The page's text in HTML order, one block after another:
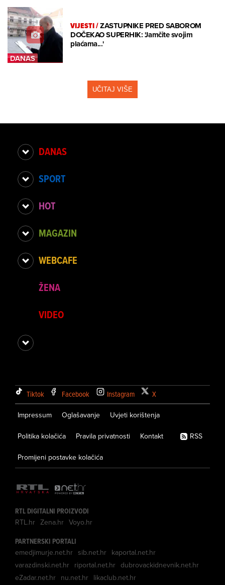
VIJESTI/ZASTUPNIKE PRED SABOROM
DOČEKAO SUPERHIK: 'Jamčite svojim
plaćama...'
UČITAJ VIŠE
DANAS
SPORT
HOT
MAGAZIN
WEBCAFE
ŽENA
VIDEO
Tiktok Facebook Instagram X
Impressum Oglašavanje Uvjeti korištenja
Politika kolačića Pravila privatnosti Kontakt
Promijeni postavke kolačića
RSS
RTL DIGITALNI PROIZVODI
RTL.hr Zena.hr Voyo.hr
PARTNERSKI PORTALI
emedjimurje.net.hr sib.net.hr kaportal.net.hr
varazdinski.net.hr riportal.net.hr dubrovackidnevnik.net.hr
eZadar.net.hr nu.net.hr likaclub.net.hr